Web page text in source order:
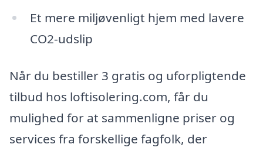
Et mere miljøvenligt hjem med lavere
CO2-udslip
Når du bestiller 3 gratis og uforpligtende
tilbud hos loftisolering.com, får du
mulighed for at sammenligne priser og
services fra forskellige fagfolk, der